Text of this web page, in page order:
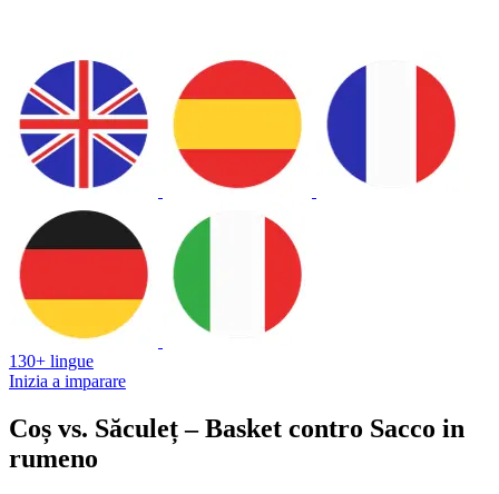
130+ lingue
Inizia a imparare
Coș vs. Săculeț – Basket contro Sacco in
rumeno